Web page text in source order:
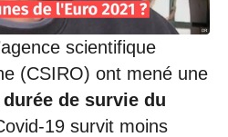
scientifique
(CSIRO) ont mené une
durée de survie du
19 survit moins